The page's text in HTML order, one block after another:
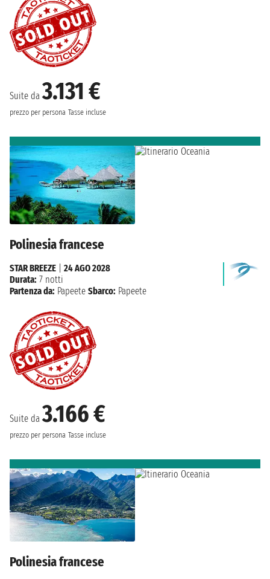
Suite da3.131 €
prezzo per persona Tasse incluse
Polinesia francese
Suite da3.166 €
prezzo per persona Tasse incluse
STAR BREEZE
24 AGO 2028
Durata: 7 notti
Partenza da: Papeete Sbarco: Papeete
Polinesia francese